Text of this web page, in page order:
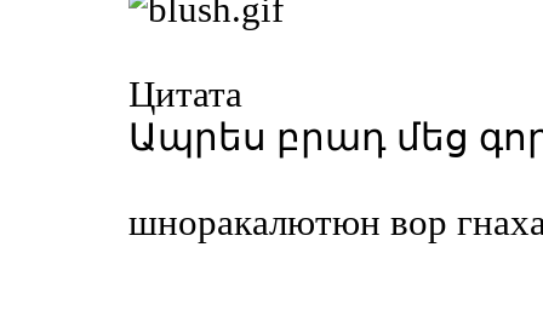
Цитата
Ապրես բրադ մեց
шноракалютюн вор